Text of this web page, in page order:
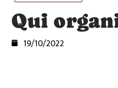
Qui
19/10/2022